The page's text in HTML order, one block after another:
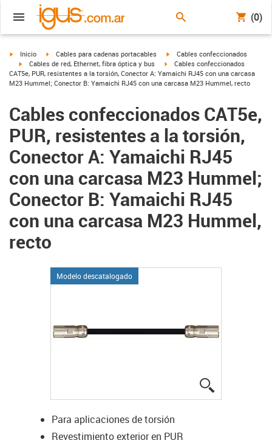
(0)
igus-icon-arrow-right
Inicio igus-icon-arrow-right
Cables para cadenas portacables igus-icon-arrow-right
Cables confeccionados
igus-icon-arrow-right
Cables de red, Ethernet, fibra óptica y bus igus-icon-arrow-right
Cables confeccionados
CAT5e, PUR, resistentes a la torsión, Conector A: Yamaichi RJ45 con una carcasa
M23 Hummel; Conector B: Yamaichi RJ45 con una carcasa M23 Hummel, recto
Cables confeccionados CAT5e,
PUR, resistentes a la torsión,
Conector A: Yamaichi RJ45
con una carcasa M23 Hummel;
Conector B: Yamaichi RJ45
con una carcasa M23 Hummel,
recto
Modelo descatalogado
Para aplicaciones de torsión
Revestimiento exterior en PUR